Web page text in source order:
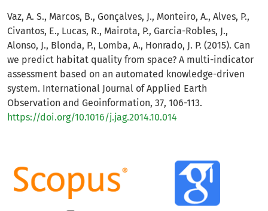
Vaz, A. S., Marcos, B., Gonçalves, J., Monteiro, A., Alves, P.,
Civantos, E., Lucas, R., Mairota, P., Garcia-Robles, J.,
Alonso, J., Blonda, P., Lomba, A., Honrado, J. P. (2015). Can
we predict habitat quality from space? A multi-indicator
assessment based on an automated knowledge-driven
system. International Journal of Applied Earth
Observation and Geoinformation, 37, 106-113.
https://doi.org/10.1016/j.jag.2014.10.014